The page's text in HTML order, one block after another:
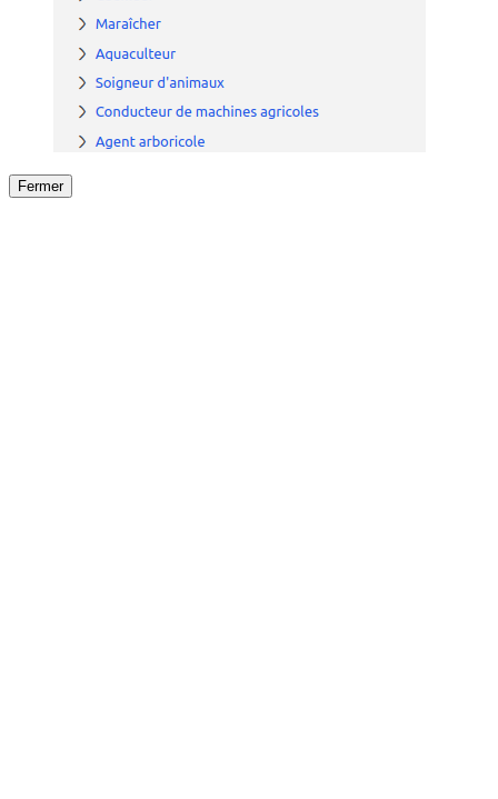
Fermer